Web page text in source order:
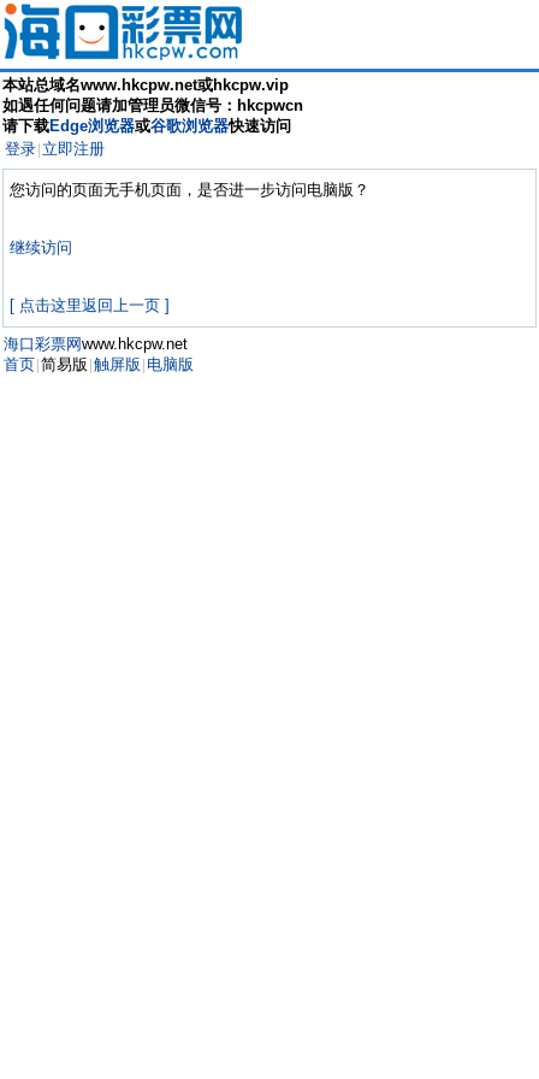
本站总域名www.hkcpw.net或hkcpw.vip
如遇任何问题请加管理员微信号：hkcpwcn
请下载Edge浏览器或谷歌浏览器快速访问
登录 立即注册
您访问的页面无手机页面，是否进一步访问电脑版？
继续访问
[ 点击这里返回上一页 ]
海口彩票网www.hkcpw.net
首页 简易版 触屏版 电脑版